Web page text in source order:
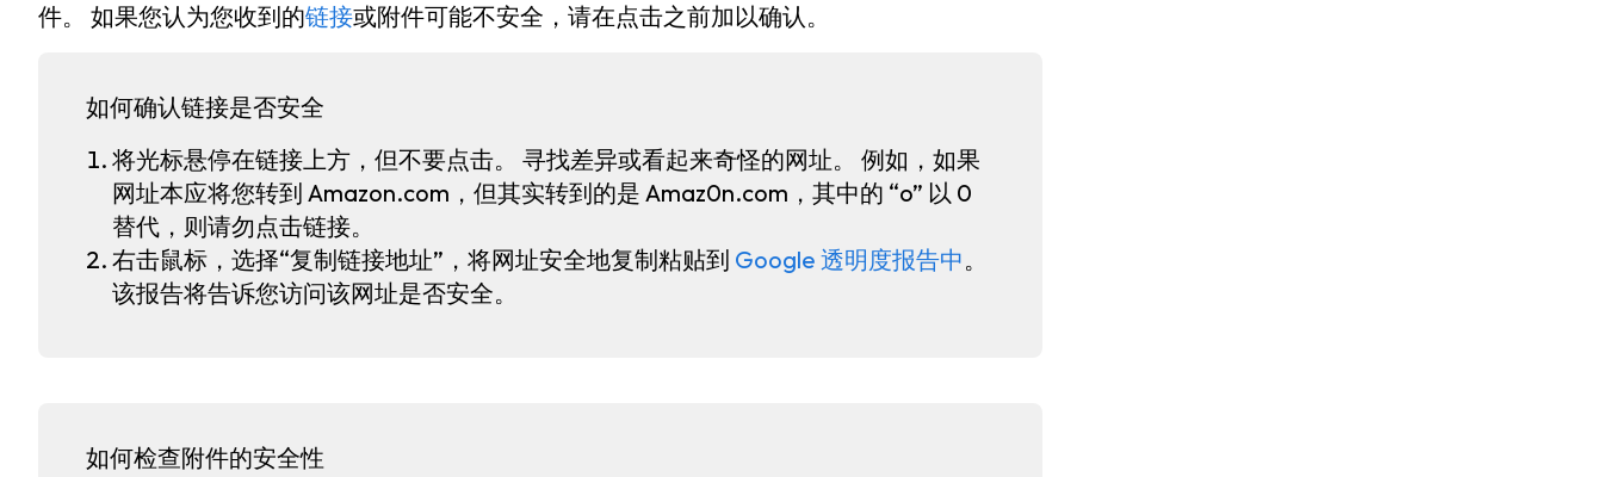
件。 如果您认为您收到的链接或附件可能不安全，请在点击之前加以确认。
如何确认链接是否安全
将光标悬停在链接上方，但不要点击。 寻找差异或看起来奇怪的网址。 例如，如果
网址本应将您转到 Amazon.com，但其实转到的是 Amaz0n.com，其中的 “o” 以 0
替代，则请勿点击链接。
右击鼠标，选择“复制链接地址”，将网址安全地复制粘贴到 Google 透明度报告中。
该报告将告诉您访问该网址是否安全。
如何检查附件的安全性